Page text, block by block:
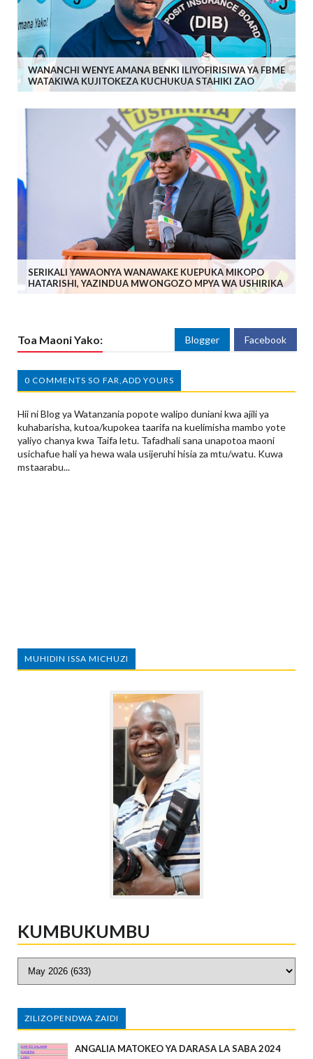
WANANCHI WENYE AMANA BENKI ILIYOFIRISIWA YA FBME
WATAKIWA KUJITOKEZA KUCHUKUA STAHIKI ZAO
SERIKALI YAWAONYA WANAWAKE KUEPUKA MIKOPO
HATARISHI, YAZINDUA MWONGOZO MPYA WA USHIRIKA
Toa Maoni Yako: Blogger Facebook
0 COMMENTS SO FAR,ADD YOURS
Hii ni Blog ya Watanzania popote walipo duniani kwa ajili ya
kuhabarisha, kutoa/kupokea taarifa na kuelimisha mambo yote
yaliyo chanya kwa Taifa letu. Tafadhali sana unapotoa maoni
usichafue hali ya hewa wala usijeruhi hisia za mtu/watu. Kuwa
mstaarabu...
MUHIDIN ISSA MICHUZI
KUMBUKUMBU
ZILIZOPENDWA ZAIDI
ANGALIA MATOKEO YA DARASA LA SABA 2024